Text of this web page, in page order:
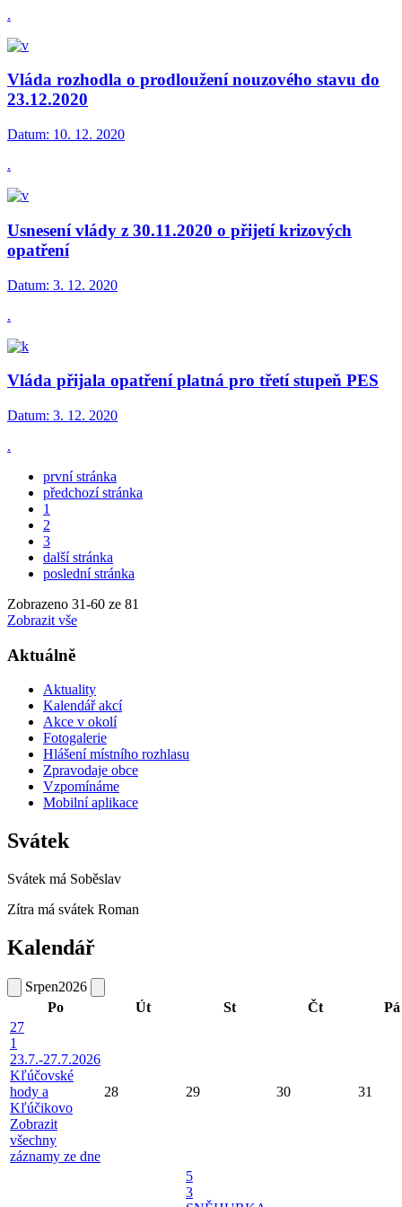
.
Vláda rozhodla o prodloužení nouzového stavu do
23.12.2020
Datum: 10. 12. 2020
.
Usnesení vlády z 30.11.2020 o přijetí krizových
opatření
Datum: 3. 12. 2020
.
Vláda přijala opatření platná pro třetí stupeň PES
Datum: 3. 12. 2020
.
první stránka
předchozí stránka
1
2
3
další stránka
poslední stránka
Zobrazeno 31-60 ze 81
Zobrazit vše
Aktuálně
Aktuality
Kalendář akcí
Akce v okolí
Fotogalerie
Hlášení místního rozhlasu
Zpravodaje obce
Vzpomínáme
Mobilní aplikace
Svátek
Svátek má Soběslav
Zítra má svátek Roman
Kalendář
Srpen2026
Po
Út St Čt
Pá
27
1
23.7.-27.7.2026
Kľúčovské
hody a
Kľúčikovo
Zobrazit
všechny
záznamy ze dne
28 29 30 31
5
3